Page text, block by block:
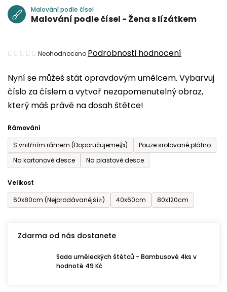
Nyní se můžeš stát opravdovým umělcem. Vybarvuj
číslo za číslem a vytvoř nezapomenutelný obraz,
který máš právě na dosah štětce!
Rámování
S vnitřním rámem (Doporučujeme👍)
Pouze srolované plátno
Na kartonové desce
Na plastové desce
Velikost
60x80cm (Nejprodávanější⭐)
40x60cm 80x120cm
Zdarma od nás dostanete
Sada uměleckých štětců - Bambusové 4ks v
hodnotě 49 Kč
Malování podle čísel
Malování podle čísel - Žena s lízátkem
Průměrné
produktu
je
0,0
5
hvězdiček.
Neohodnoceno Podrobnosti hodnocení